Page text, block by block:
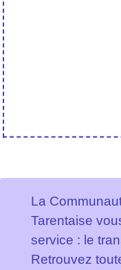
La
Tarentaise
service : le
Retrouvez